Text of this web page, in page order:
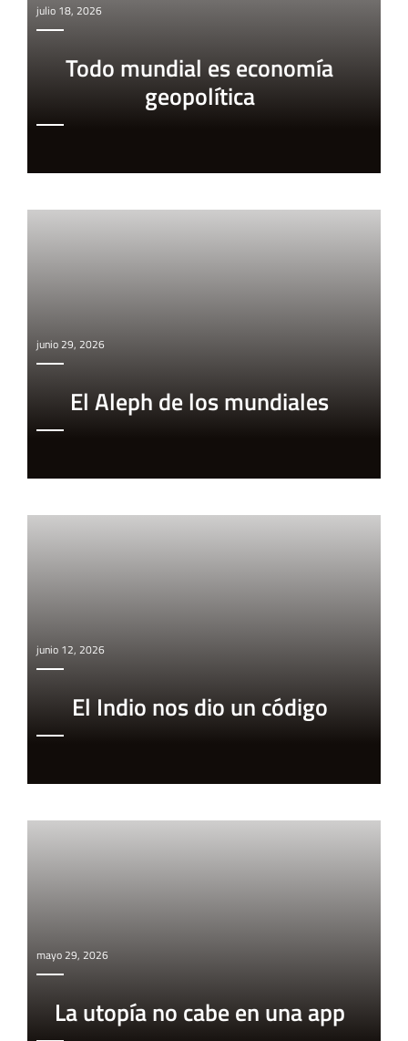
julio 18, 2026
Todo mundial es economía
geopolítica
junio 29, 2026
El Aleph de los mundiales
junio 12, 2026
El Indio nos dio un código
mayo 29, 2026
La utopía no cabe en una app